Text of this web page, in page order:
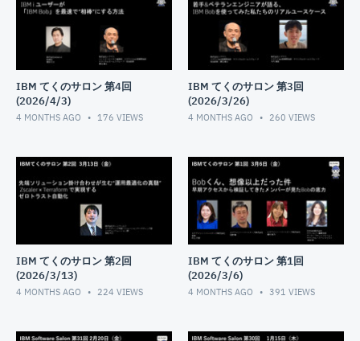
IBM てくのサロン 第4回
(2026/4/3)
4 MONTHS AGO 176 VIEWS
IBM てくのサロン 第3回
(2026/3/26)
4 MONTHS AGO 260 VIEWS
IBM てくのサロン 第2回
(2026/3/13)
4 MONTHS AGO 224 VIEWS
IBM てくのサロン 第1回
(2026/3/6)
4 MONTHS AGO 391 VIEWS